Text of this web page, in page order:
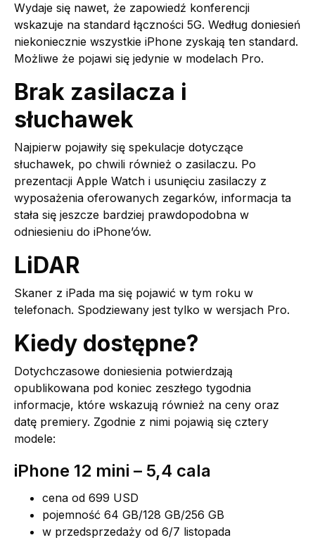
Wydaje się nawet, że zapowiedź konferencji
wskazuje na standard łączności 5G. Według doniesień
niekoniecznie wszystkie iPhone zyskają ten standard.
Możliwe że pojawi się jedynie w modelach Pro.
Brak zasilacza i
słuchawek
Najpierw pojawiły się spekulacje dotyczące
słuchawek, po chwili również o zasilaczu. Po
prezentacji Apple Watch i usunięciu zasilaczy z
wyposażenia oferowanych zegarków, informacja ta
stała się jeszcze bardziej prawdopodobna w
odniesieniu do iPhone’ów.
LiDAR
Skaner z iPada ma się pojawić w tym roku w
telefonach. Spodziewany jest tylko w wersjach Pro.
Kiedy dostępne?
Dotychczasowe doniesienia potwierdzają
opublikowana pod koniec zeszłego tygodnia
informacje, które wskazują również na ceny oraz
datę premiery. Zgodnie z nimi pojawią się cztery
modele:
iPhone 12 mini – 5,4 cala
cena od 699 USD
pojemność 64 GB/128 GB/256 GB
w przedsprzedaży od 6/7 listopada